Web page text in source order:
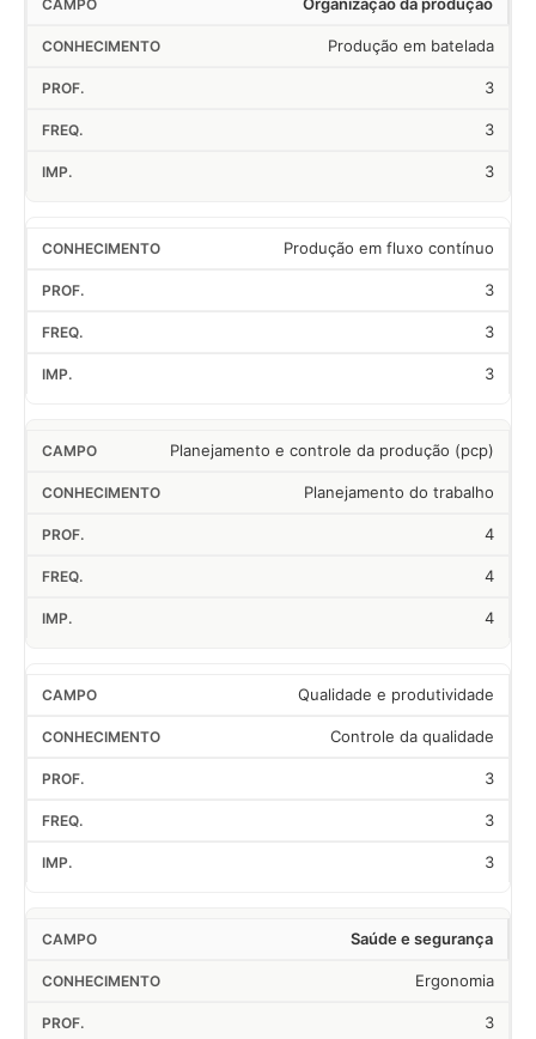
Produção em batelada
3
3
3
Produção em fluxo contínuo
3
3
3
Planejamento e controle da produção (pcp)
Planejamento do trabalho
4
4
4
Qualidade e produtividade
Controle da qualidade
3
3
3
Saúde e segurança
Ergonomia
3